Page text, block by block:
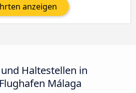
anzeigen
Haltestellen in
Málaga